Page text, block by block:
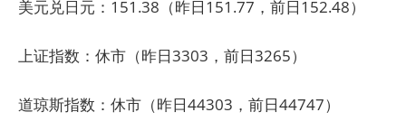
美元兑日元：151.38（昨日151.77，前日152.48）
上证指数：休市（昨日3303，前日3265）
道琼斯指数：休市（昨日44303，前日44747）